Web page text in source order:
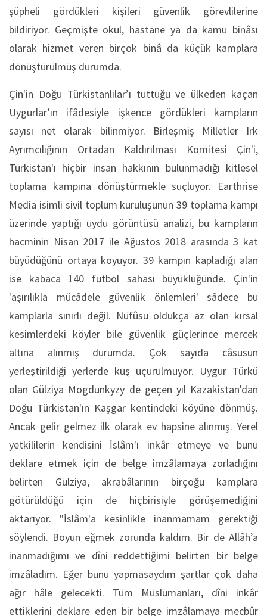
şüpheli gördükleri kişileri güvenlik görevlilerine
bildiriyor. Geçmişte okul, hastane ya da kamu binâsı
olarak hizmet veren birçok binâ da küçük kamplara
dönüştürülmüş durumda.
Çin'in Doğu Türkistanlılar’ı tuttuğu ve ülkeden kaçan
Uygurlar’ın ifâdesiyle işkence gördükleri kampların
sayısı net olarak bilinmiyor. Birleşmiş Milletler Irk
Ayrımcılığının Ortadan Kaldırılması Komitesi Çin'i,
Türkistan'ı hiçbir insan hakkının bulunmadığı kitlesel
toplama kampına dönüştürmekle suçluyor. Earthrise
Media isimli sivil toplum kuruluşunun 39 toplama kampı
üzerinde yaptığı uydu görüntüsü analizi, bu kampların
hacminin Nisan 2017 ile Ağustos 2018 arasında 3 kat
büyüdüğünü ortaya koyuyor. 39 kampın kapladığı alan
ise kabaca 140 futbol sahası büyüklüğünde. Çin'in
'aşırılıkla mücâdele güvenlik önlemleri' sâdece bu
kamplarla sınırlı değil. Nüfûsu oldukça az olan kırsal
kesimlerdeki köyler bile güvenlik güçlerince mercek
altına alınmış durumda. Çok sayıda câsusun
yerleştirildiği yerlerde kuş uçurulmuyor. Uygur Türkü
olan Gülziya Mogdunkyzy de geçen yıl Kazakistan'dan
Doğu Türkistan'ın Kaşgar kentindeki köyüne dönmüş.
Ancak gelir gelmez ilk olarak ev hapsine alınmış. Yerel
yetkililerin kendisini İslâm'ı inkâr etmeye ve bunu
deklare etmek için de belge imzâlamaya zorladığını
belirten Gülziya, akrabâlarının birçoğu kamplara
götürüldüğü için de hiçbirisiyle görüşemediğini
aktarıyor. "İslâm'a kesinlikle inanmamam gerektiği
söylendi. Boyun eğmek zorunda kaldım. Bir de Allâh’a
inanmadığımı ve dîni reddettiğimi belirten bir belge
imzâladım. Eğer bunu yapmasaydım şartlar çok daha
ağır hâle gelecekti. Tüm Müslümanları, dîni inkâr
ettiklerini deklare eden bir belge imzâlamaya mecbûr